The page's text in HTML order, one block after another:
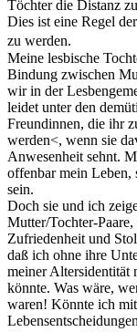
Töchter die Distanz
Dies ist eine Regel
zu werden.
Meine lesbische
Bindung zwischen
wir in der
leidet unter den
Freundinnen, die ihr
werden<, wenn sie
Anwesenheit sehnt.
offenbar mein Leben,
sein.
Doch sie und ich
Mutter/Tochter-
Zufriedenheit und
daß ich ohne ihre
meiner Altersidentität
könnte. Was wäre,
waren! Könnte ich